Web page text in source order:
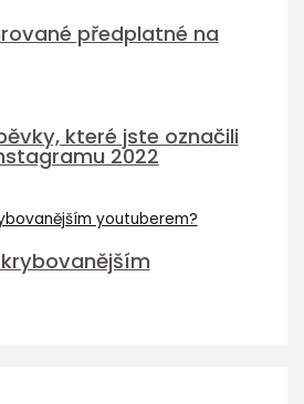
předplatné na
které jste označili
2022